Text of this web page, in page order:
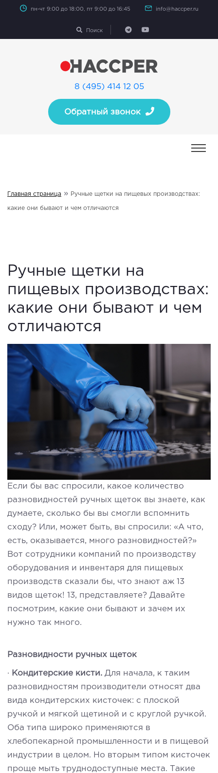
пн-чт 9:00 до 18:00, пт 9:00 до 16:45 info@haccper.ru
Поиск
8 (495) 414 12 05
Обратный звонок
Главная страница » Ручные щетки на пищевых производствах:
какие они бывают и чем отличаются
Ручные щетки на
пищевых производствах:
какие они бывают и чем
отличаются
Если бы вас спросили, какое количество
разновидностей ручных щеток вы знаете, как
думаете, сколько бы вы смогли вспомнить
сходу? Или, может быть, вы спросили: «А что,
есть, оказывается, много разновидностей?»
Вот сотрудники компаний по производству
оборудования и инвентаря для пищевых
производств сказали бы, что знают аж 13
видов щеток! 13, представляете? Давайте
посмотрим, какие они бывают и зачем их
нужно так много.
Разновидности ручных щеток
· Кондитерские кисти. Для начала, к таким
разновидностям производители относят два
вида кондитерских кисточек: с плоской
ручкой и мягкой щетиной и с круглой ручкой.
Оба типа широко применяются в
хлебопекарной промышленности и в пищевой
индустрии в целом. Но вторым типом кисточек
проще мыть труднодоступные места. Такие